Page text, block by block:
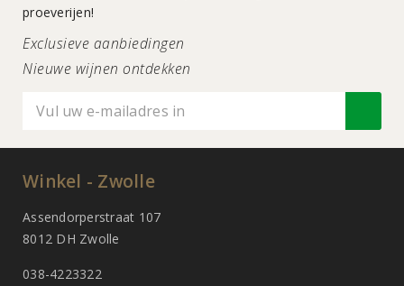
proeverijen!
Exclusieve aanbiedingen
Nieuwe wijnen ontdekken
Winkel - Zwolle
Assendorperstraat 107
8012 DH Zwolle
038-4223322